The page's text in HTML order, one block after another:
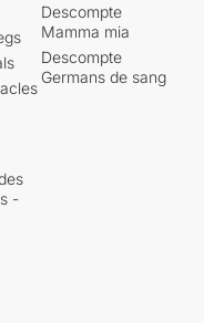
-
Descompte
Mamma mia
Descompte
Germans de sang